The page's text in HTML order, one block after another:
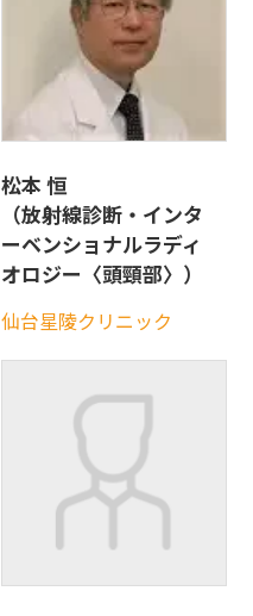
松本 恒
（放射線診断・インタ
ーベンショナルラディ
オロジー〈頭頸部〉）
仙台星陵クリニック